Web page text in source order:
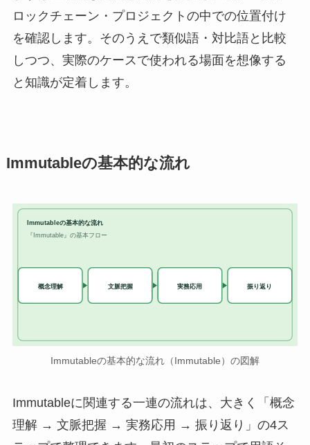
ロックチェーン・プロジェクトの中での位置付け
を確認します。そのうえで類似語・対比語と比較
しつつ、実際のケースで使われる場面を想像する
と知識が定着します。
Immutableの基本的な流れ
Immutableの基本的な流れ
『Immutable』の基本フロー
概念理解 文脈把握 実務応用 振り返り
Immutableの基本的な流れ（Immutable）の図解
Immutableに関連する一連の流れは、大きく「概念
理解 → 文脈把握 → 実務応用 → 振り返り」の4ス